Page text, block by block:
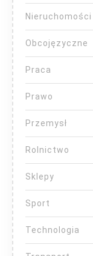
Nieruchomości
Obcojęzyczne
Praca
Prawo
Przemysł
Rolnictwo
Sklepy
Sport
Technologia